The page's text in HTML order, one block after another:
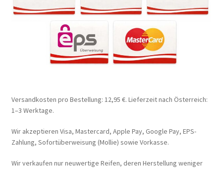
Versandkosten pro Bestellung: 12,95 €. Lieferzeit nach Österreich:
1–3 Werktage.
Wir akzeptieren Visa, Mastercard, Apple Pay, Google Pay, EPS-
Zahlung, Sofortüberweisung (Mollie) sowie Vorkasse.
Wir verkaufen nur neuwertige Reifen, deren Herstellung weniger